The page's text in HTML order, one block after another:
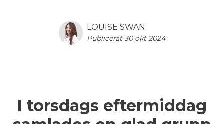
LOUISE SWAN
Publicerat 30 okt 2024
I torsdags eftermiddag